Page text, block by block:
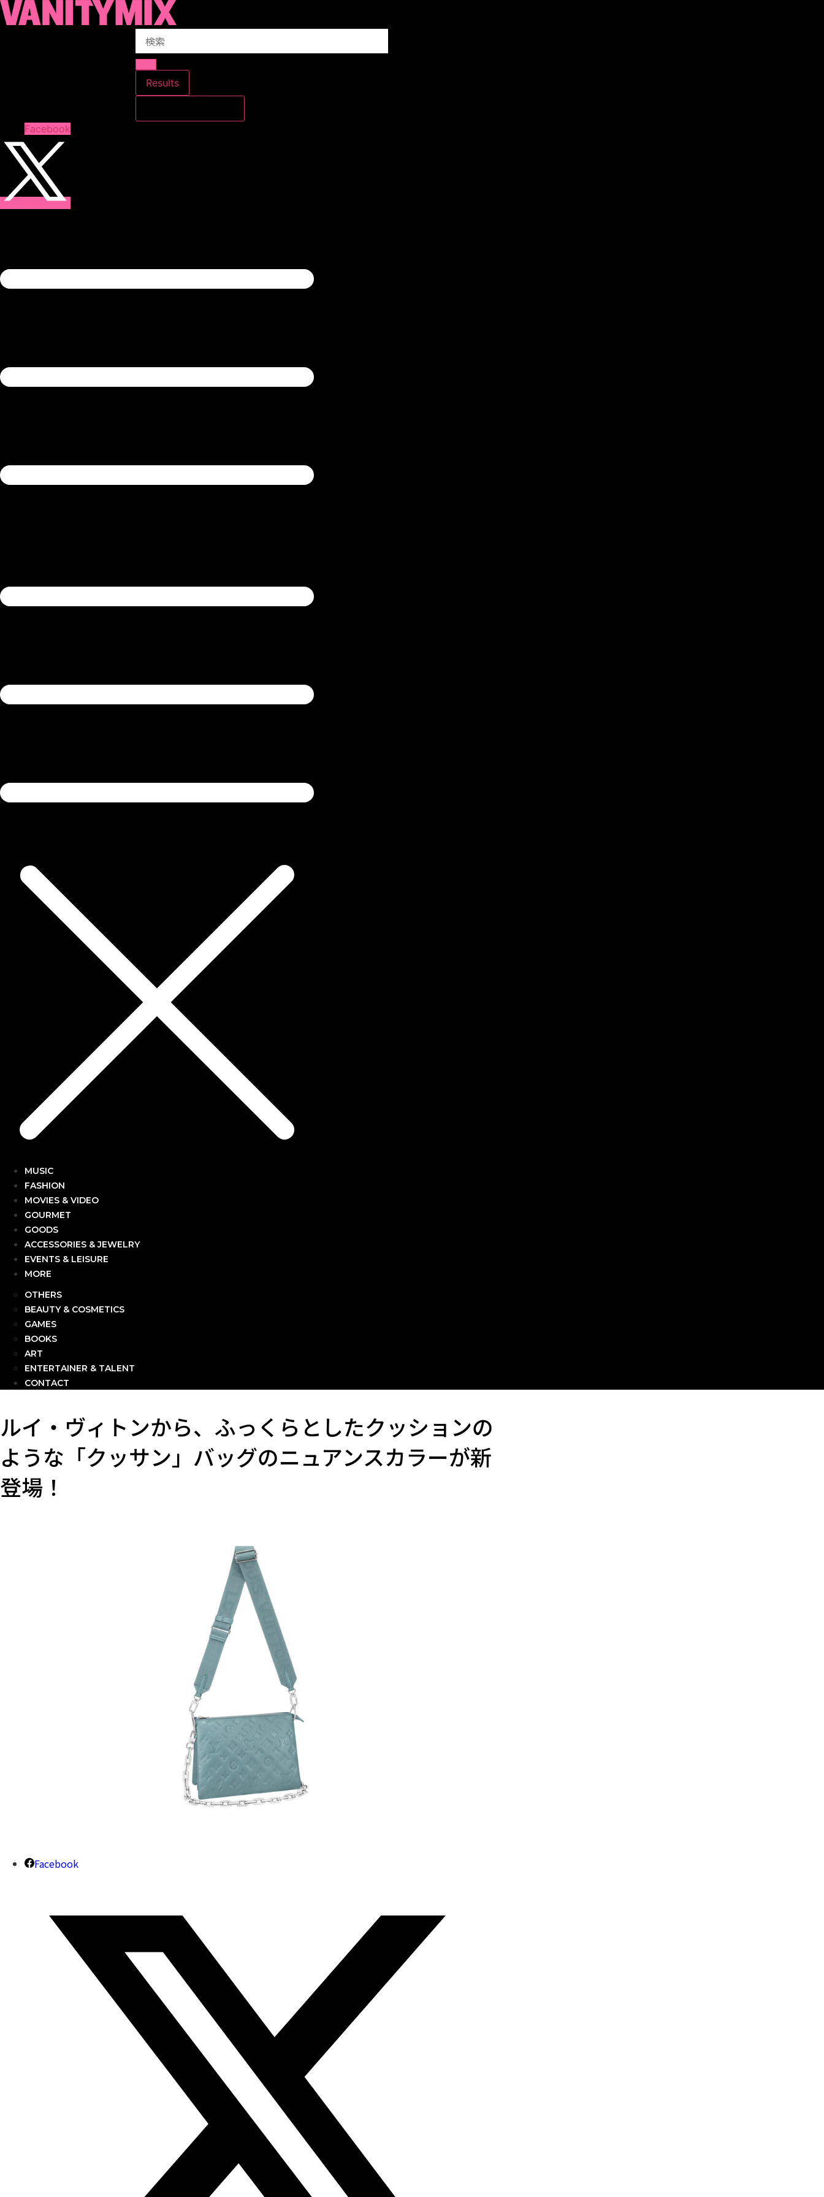
コ
ン
プ
Search
Results
Facebook
MUSIC
FASHION
MOVIES & VIDEO
GOURMET
GOODS
ACCESSORIES & JEWELRY
EVENTS & LEISURE
MORE
OTHERS
BEAUTY & COSMETICS
GAMES
BOOKS
ART
ENTERTAINER & TALENT
CONTACT
ルイ・ヴィトンから、ふっくらとしたクッションの
ような「クッサン」バッグのニュアンスカラーが新
登場！
Facebook